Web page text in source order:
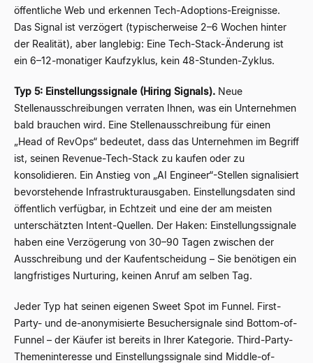
öffentliche Web und erkennen Tech-Adoptions-Ereignisse.
Das Signal ist verzögert (typischerweise 2–6 Wochen hinter
der Realität), aber langlebig: Eine Tech-Stack-Änderung ist
ein 6–12-monatiger Kaufzyklus, kein 48-Stunden-Zyklus.
Typ 5: Einstellungssignale (Hiring Signals). Neue
Stellenausschreibungen verraten Ihnen, was ein Unternehmen
bald brauchen wird. Eine Stellenausschreibung für einen
„Head of RevOps“ bedeutet, dass das Unternehmen im Begriff
ist, seinen Revenue-Tech-Stack zu kaufen oder zu
konsolidieren. Ein Anstieg von „AI Engineer“-Stellen signalisiert
bevorstehende Infrastrukturausgaben. Einstellungsdaten sind
öffentlich verfügbar, in Echtzeit und eine der am meisten
unterschätzten Intent-Quellen. Der Haken: Einstellungssignale
haben eine Verzögerung von 30–90 Tagen zwischen der
Ausschreibung und der Kaufentscheidung – Sie benötigen ein
langfristiges Nurturing, keinen Anruf am selben Tag.
Jeder Typ hat seinen eigenen Sweet Spot im Funnel. First-
Party- und de-anonymisierte Besuchersignale sind Bottom-of-
Funnel – der Käufer ist bereits in Ihrer Kategorie. Third-Party-
Themeninteresse und Einstellungssignale sind Middle-of-